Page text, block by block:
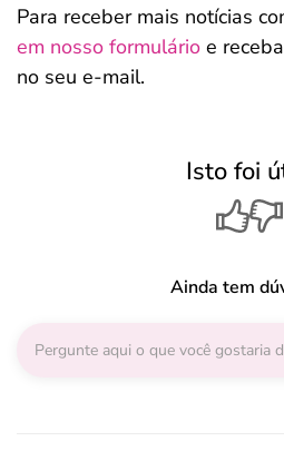
Para receber mais notícias
em nosso formulário e
no seu e-mail.
Isto foi
Ainda tem